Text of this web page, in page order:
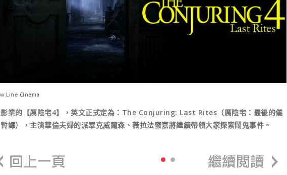
Line Cinema
業的【厲陰宅4】，英文正式定為：The Conjuring: Last Rites（厲陰宅：最後的儀
譯），主演華倫夫婦的派翠克威爾森、薇拉法蜜嘉將繼續帶領大家探索鬧鬼事件。